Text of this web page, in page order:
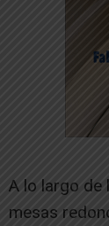
A lo largo de
mesas